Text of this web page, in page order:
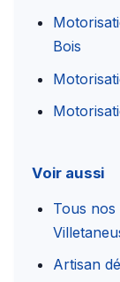
Bois
Voir aussi
Tous nos
Artisan